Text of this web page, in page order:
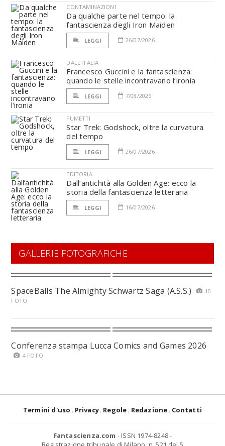
CONTAMINAZIONI
Da qualche parte nel tempo: la
fantascienza degli Iron Maiden
LEGGI 26/07/2026
DALL'ITALIA
Francesco Guccini e la fantascienza:
quando le stelle incontravano l’ironia
LEGGI 7/08/2026
FUMETTI
Star Trek: Godshock, oltre la curvatura
del tempo
LEGGI 26/07/2026
EDITORIA
Dall’antichità alla Golden Age: ecco la
storia della fantascienza letteraria
LEGGI 16/07/2026
GALLERIE FOTOGRAFICHE
SpaceBalls The Almighty Schwartz Saga (A.S.S.)
10
FOTO
Conferenza stampa Lucca Comics and Games 2026
4 FOTO
Termini d'uso Privacy Regole Redazione Contatti
Fantascienza.com - ISSN 1974-8248 -